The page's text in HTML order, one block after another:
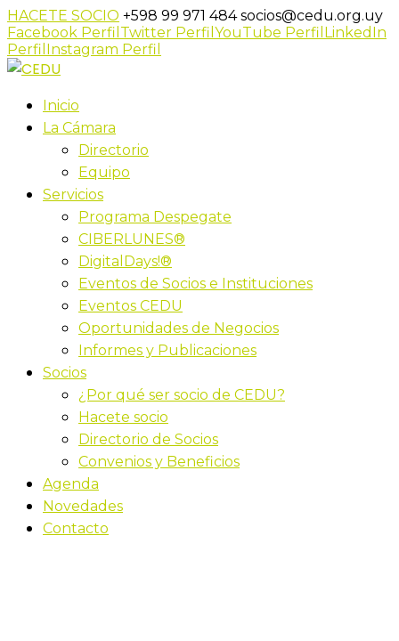
HACETE SOCIO +598 99 971 484socios@cedu.org.uy
Facebook Perfil Twitter Perfil YouTube Perfil LinkedIn
Perfil Instagram Perfil
Inicio
La Cámara
Directorio
Equipo
Servicios
Programa Despegate
CIBERLUNES®
DigitalDays!®
Eventos de Socios e Instituciones
Eventos CEDU
Oportunidades de Negocios
Informes y Publicaciones
Socios
¿Por qué ser socio de CEDU?
Hacete socio
Directorio de Socios
Convenios y Beneficios
Agenda
Novedades
Contacto